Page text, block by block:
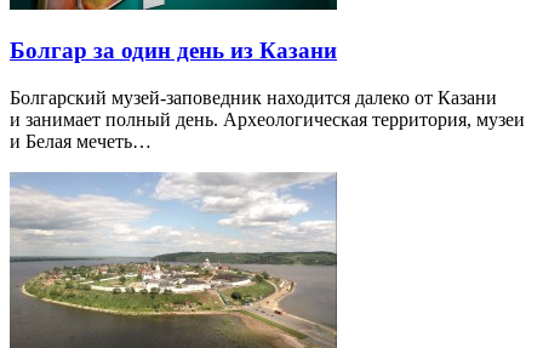
Болгар за один день из Казани
Болгарский музей-заповедник находится далеко от Казани
и занимает полный день. Археологическая территория, музеи
и Белая мечеть…